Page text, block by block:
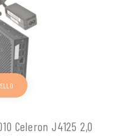
Celeron J4125 2,0